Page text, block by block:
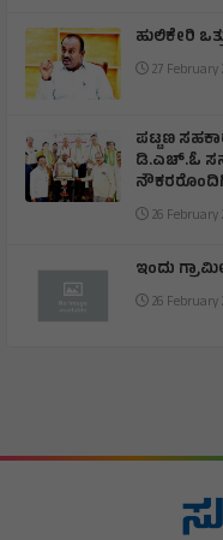
ಹುಲಿಕೇರಿ
27 February
ಪಟ್ಟಣ
ಡಿ.ಎಚ್.ಓ
26 February
ಇಂದು
26 February